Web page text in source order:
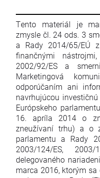
Tento materiál je
zmysle čl. 24 ods. 3
a Rady 2014/65/EÚ
finančnými
2002/92/ES a
Marketingová
odporúčaním ani
navrhujúcou
Európskeho
16. apríla 2014 o
zneužívaní trhu) a o
parlamentu a Rady
2003/124/ES,
delegovaného
marca 2016, ktorým